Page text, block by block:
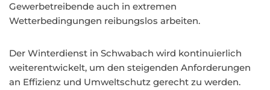
Gewerbetreibende auch in extremen
Wetterbedingungen reibungslos arbeiten.
Der Winterdienst in Schwabach wird kontinuierlich
weiterentwickelt, um den steigenden Anforderungen
an Effizienz und Umweltschutz gerecht zu werden.